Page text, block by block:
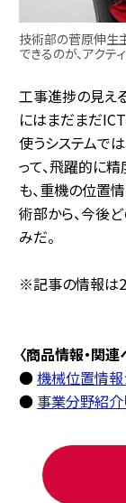
技術部の菅原伸生
できるのが、アク
工事進捗の見え
にはまだまだ
使うシステムで
って、飛躍的に
も、重機の位置
術部から、今後
みだ。
※記事の情報は
〈商品情報・関連
●機械位置情報
● 事業分野紹介